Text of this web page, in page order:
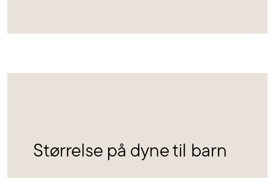
Størrelse på dyne til barn